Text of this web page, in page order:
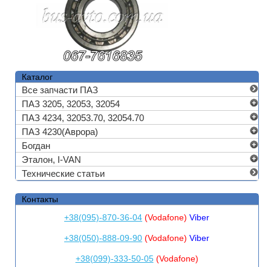
Каталог
Все запчасти ПАЗ
ПАЗ 3205, 32053, 32054
ПАЗ 4234, 32053.70, 32054.70
ПАЗ 4230(Аврора)
Богдан
Эталон, I-VAN
Технические статьи
Контакты
+38(095)-870-36-04 (Vodafone)Viber
+38(050)-888-09-90 (Vodafone)Viber
+38(099)-333-50-05(Vodafone)